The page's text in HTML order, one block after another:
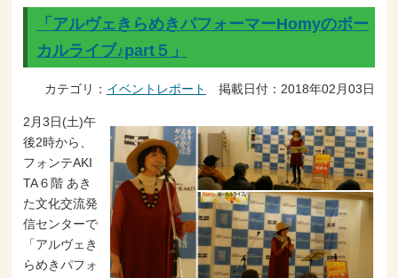
「アルヴェきらめきパフォーマーHomyのボー
カルライブ♪part５」
カテゴリ： イベントレポート 掲載日付：2018年02月03日
2月3日(土)午
後2時から、
フォンテAKI
TA６階 あき
た文化交流発
信センターで
「アルヴェき
らめきパフォ